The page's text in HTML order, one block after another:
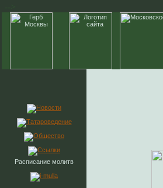
Расписание молитв